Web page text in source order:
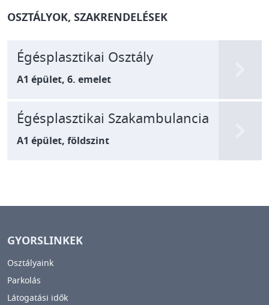
OSZTÁLYOK, SZAKRENDELÉSEK
Égésplasztikai Osztály
A1 épület, 6. emelet
Égésplasztikai Szakambulancia
A1 épület, földszint
GYORSLINKEK
Osztályaink
Parkolás
Látogatási idők